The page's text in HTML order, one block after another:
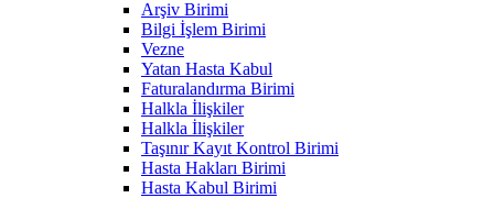
Arşiv Birimi
Bilgi İşlem Birimi
Vezne
Yatan Hasta Kabul
Faturalandırma Birimi
Halkla İlişkiler
Halkla İlişkiler
Taşınır Kayıt Kontrol Birimi
Hasta Hakları Birimi
Hasta Kabul Birimi